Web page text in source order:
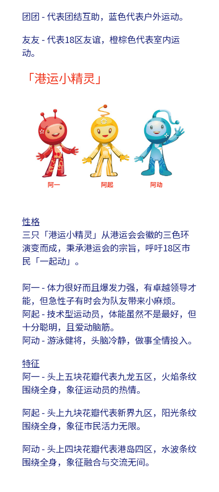
团团 - 代表团结互助，蓝色代表户外运动。
友友 - 代表18区友谊，橙棕色代表室内运
动。
「港运小精灵」
性格
三只「港运小精灵」从港运会会徽的三色环
演变而成，秉承港运会的宗旨，呼吁18区市
民「一起动」。
阿一 - 体力很好而且爆发力强，有卓越领导才
能，但急性子有时会为队友带来小麻烦。
阿起 - 技术型运动员，体能虽然不是最好，但
十分聪明，且爱动脑筋。
阿动 - 游泳健将，头脑冷静，做事全情投入。
特征
阿一 - 头上五块花瓣代表九龙五区，火焰条纹
围绕全身，象征运动员的热情。
阿起 - 头上九块花瓣代表新界九区，阳光条纹
围绕全身，象征市民活力无限。
阿动 - 头上四块花瓣代表港岛四区，水波条纹
围绕全身，象征融合与交流无间。